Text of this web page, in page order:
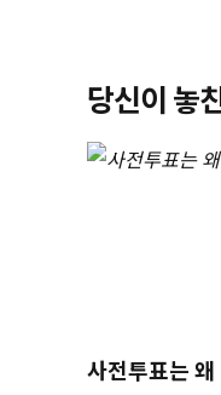
당신이 놓
사전투표는